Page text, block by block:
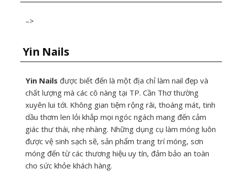
–>
Yin Nails
Yin Nails được biết đến là một địa chỉ làm nail đẹp và
chất lượng mà các cô nàng tại TP. Cần Thơ thường
xuyên lui tới. Không gian tiệm rộng rãi, thoáng mát, tinh
dầu thơm len lỏi khắp mọi ngóc ngách mang đến cảm
giác thư thái, nhẹ nhàng. Những dụng cụ làm móng luôn
được vệ sinh sạch sẽ, sản phẩm trang trí móng, sơn
móng đến từ các thương hiệu uy tín, đảm bảo an toàn
cho sức khỏe khách hàng.